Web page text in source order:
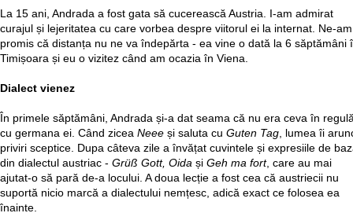
La 15 ani, Andrada a fost gata să cucerească Austria. I-am admirat
curajul și lejeritatea cu care vorbea despre viitorul ei la internat. Ne-am
promis că distanța nu ne va îndepărta - ea vine o dată la 6 săptămâni
Timișoara și eu o vizitez când am ocazia în Viena.
Dialect vienez
În primele săptămâni, Andrada și-a dat seama că nu era ceva în
cu germana ei. Când zicea Neee și saluta cu Guten Tag, lumea îi
priviri sceptice. Dupa câteva zile a învățat cuvintele și expresiile de
din dialectul austriac - Grüß Gott, Oida și Geh ma fort, care au mai
ajutat-o să pară de-a locului. A doua lecție a fost cea că austriecii nu
suportă nicio marcă a dialectului nemțesc, adică exact ce folosea ea
înainte.